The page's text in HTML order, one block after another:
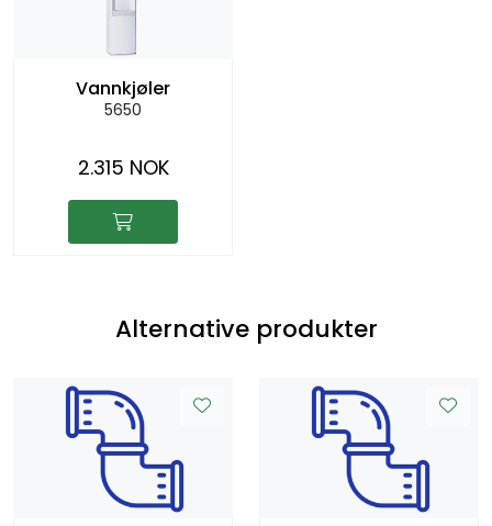
Vannkjøler
5650
2.315 NOK
Alternative produkter